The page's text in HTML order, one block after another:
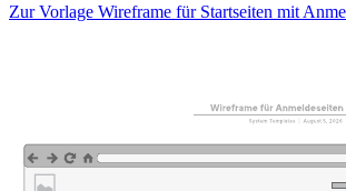
Zur Vorlage Wireframe für Startseiten mit